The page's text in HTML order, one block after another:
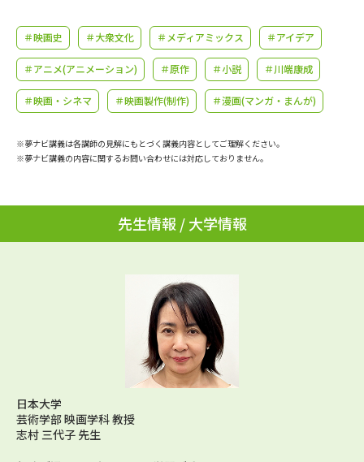
大学で学びたい学問発見
学問のミニ講義「夢ナビ講義」 学問分野解説
学問の教科書 夢ナビライブ
受付内容・発送状況の確認
個人情報取扱規定
テレメール進学カタログ
訂正のご案内
＃映画史 ＃大衆文化 ＃メディアミックス ＃アイデア
＃アニメ(アニメーション) ＃原作 ＃小説 ＃川端康成
＃映画・シネマ ＃映画製作(制作) ＃漫画(マンガ・まんが)
※夢ナビ講義は各講師の見解にもとづく講義内容としてご理解ください。
※夢ナビ講義の内容に関するお問い合わせには対応しておりません。
先生情報 / 大学情報
日本大学
芸術学部 映画学科 教授
志村 三代子 先生